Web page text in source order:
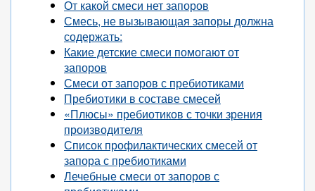
От какой смеси нет запоров
Смесь, не вызывающая запоры должна
содержать:
Какие детские смеси помогают от
запоров
Смеси от запоров с пребиотиками
Пребиотики в составе смесей
«Плюсы» пребиотиков с точки зрения
производителя
Список профилактических смесей от
запора с пребиотиками
Лечебные смеси от запоров с